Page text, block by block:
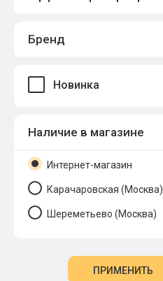
Бренд
Новинка
Наличие в магазине
Интернет-магазин
Карачаровская (Москва)
Шереметьево (Москва)